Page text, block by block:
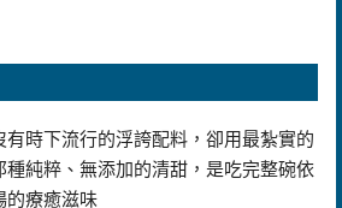
有時下流行的浮誇配料，卻用最紮實的
種純粹、無添加的清甜，是吃完整碗依
的療癒滋味